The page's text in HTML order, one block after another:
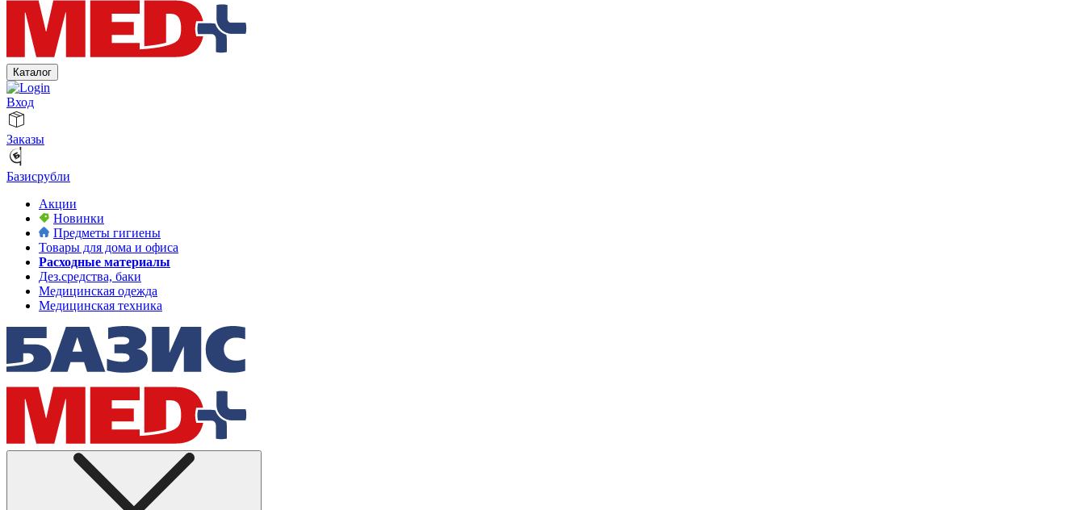
Каталог
Вход
Заказы
Базисрубли
Акции
Новинки
Предметы гигиены
Товары для дома и офиса
Расходные материалы
Дез.средства, баки
Медицинская одежда
Медицинская техника